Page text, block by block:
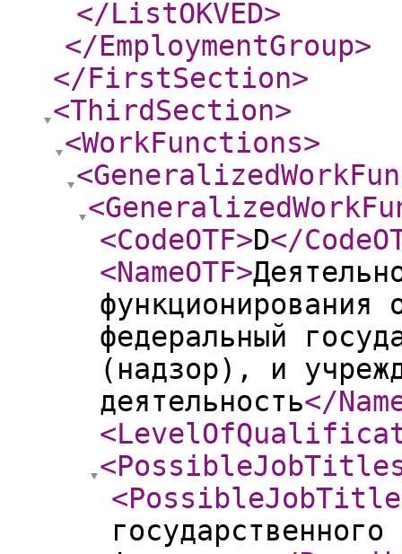
</ListOKVED>
</EmploymentGroup>
</FirstSection>
<ThirdSection>
<WorkFunctions>
<CodeOTF>D</
<NameOTF>
функционирования
федеральный
(надзор), и
деятельность</
<PossibleJobTitle